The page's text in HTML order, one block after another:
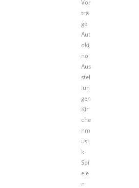
Vor
trä
ge
Aut
oki
no
Aus
stel
lun
gen
Kir
che
nm
usi
k
Spi
ele
n